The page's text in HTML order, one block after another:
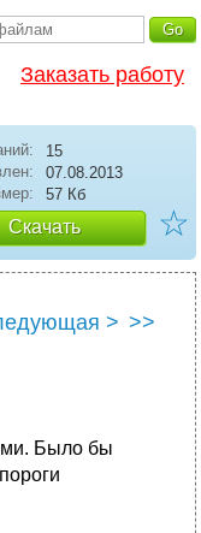
Заказать работу
15
07.08.2013
57 Кб
Скачать ☆
> >>
Было бы